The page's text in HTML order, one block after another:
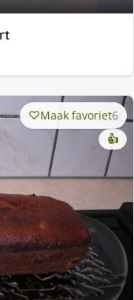
Maak favoriet6
👍